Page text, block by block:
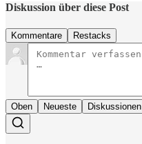
Diskussion über diese Post
Kommentare Restacks
Oben Neueste Diskussionen